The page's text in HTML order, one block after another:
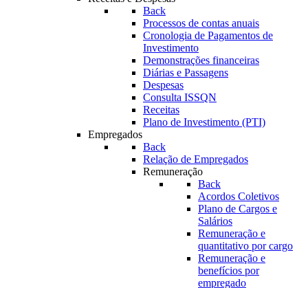
Back
Processos de contas anuais
Cronologia de Pagamentos de
Investimento
Demonstrações financeiras
Diárias e Passagens
Despesas
Consulta ISSQN
Receitas
Plano de Investimento (PTI)
Empregados
Back
Relação de Empregados
Remuneração
Back
Acordos Coletivos
Plano de Cargos e
Salários
Remuneração e
quantitativo por cargo
Remuneração e
benefícios por
empregado